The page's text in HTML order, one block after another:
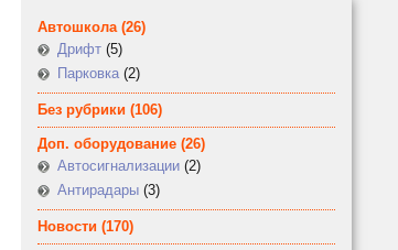
Автошкола(26)
Дрифт (5)
Парковка (2)
Без рубрики (106)
Доп. оборудование (26)
Автосигнализации (2)
Антирадары (3)
Новости (170)